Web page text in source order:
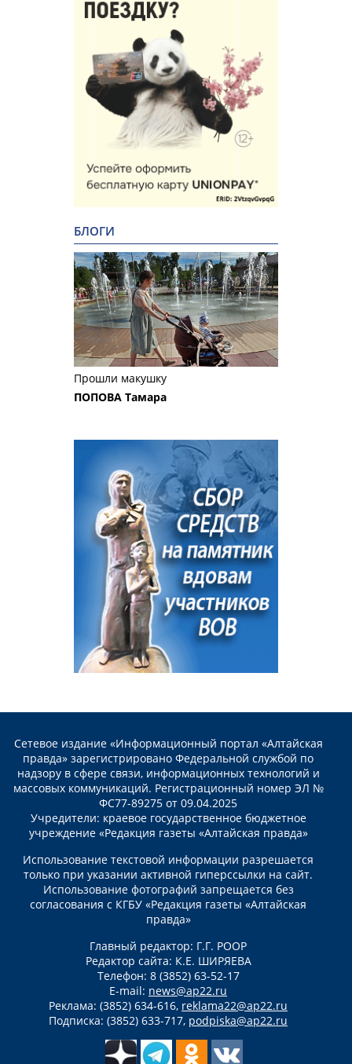
БЛОГИ
Прошли макушку
ПОПОВА Тамара
Сетевое издание «Информационный портал «Алтайская
правда» зарегистрировано Федеральной службой по
надзору в сфере связи, информационных технологий и
массовых коммуникаций. Регистрационный номер ЭЛ №
ФС77-89275 от 09.04.2025
Учредители: краевое государственное бюджетное
учреждение «Редакция газеты «Алтайская правда»
Использование текстовой информации разрешается
только при указании активной гиперссылки на сайт.
Использование фотографий запрещается без
согласования с КГБУ «Редакция газеты «Алтайская
правда»
Главный редактор: Г.Г. РООР
Редактор сайта: К.Е. ШИРЯЕВА
Телефон: 8 (3852) 63-52-17
E-mail: news@ap22.ru
Реклама: (3852) 634-616, reklama22@ap22.ru
Подписка: (3852) 633-717, podpiska@ap22.ru